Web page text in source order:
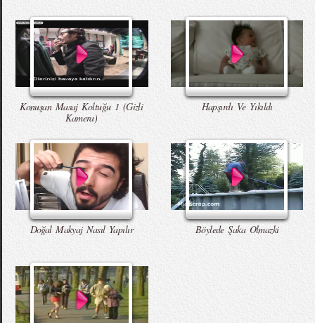
Konuşan Masaj Koltuğu 1 (Gizli
Kamera)
Hapşırdı Ve Yıkıldı
Doğal Makyaj Nasıl Yapılır Böylede Şaka Olmazki